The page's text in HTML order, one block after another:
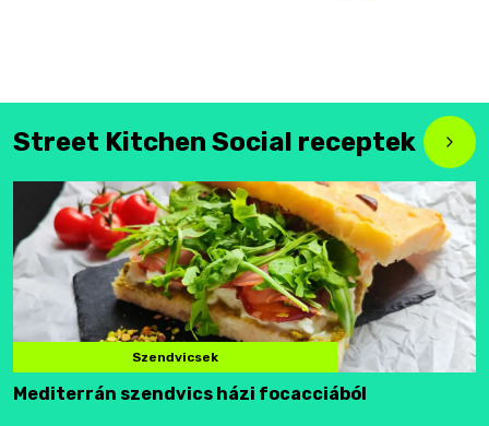
Street Kitchen Social receptek
Szendvicsek
Mediterrán szendvics házi focacciából